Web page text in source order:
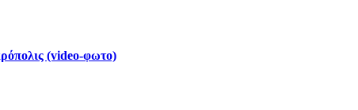
(video-φωτο)